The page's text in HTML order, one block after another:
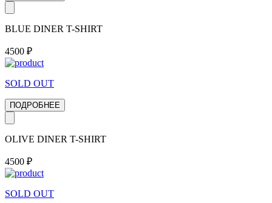
BLUE DINER T-SHIRT
4500 ₽
SOLD OUT
ПОДРОБНЕЕ
OLIVE DINER T-SHIRT
4500 ₽
SOLD OUT